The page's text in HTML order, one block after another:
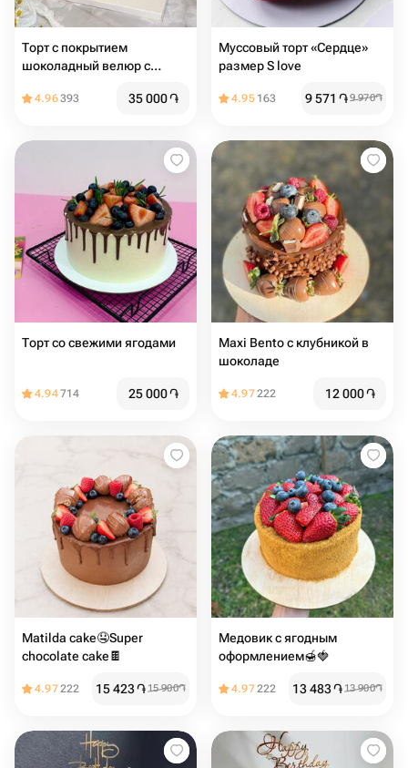
Торт с покрытием
шоколадный велюр с
день рождения, девушке,
4.96393 35 000֏
Муссовый торт «Сердце»
размер S love
4.95 163 9 571 ֏9 970֏
Торт со свежими ягодами
4.94714 25 000֏
Maxi Bento с клубникой в
шоколаде
4.97222 12 000֏
Matilda cake🤤Super
chocolate cake🍫
4.97222 15 423֏15 900֏
Медовик с ягодным
оформлением🍯🍓
4.97222 13 483֏13 900֏